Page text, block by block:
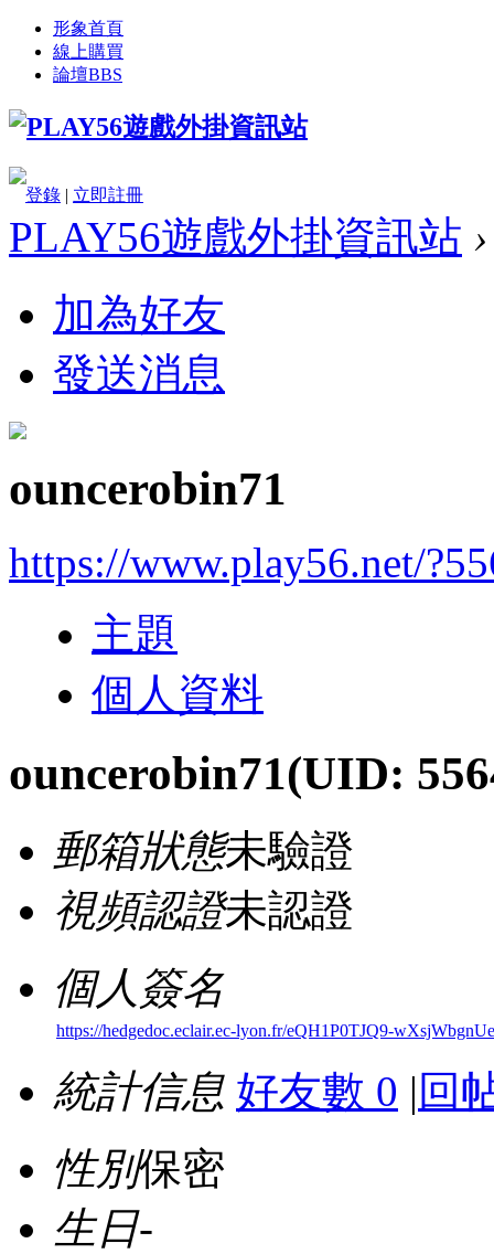
形象首頁
線上購買
論壇BBS
登錄 | 立即註冊
PLAY56遊戲外掛資訊站 ›
加為好友
發送消息
ouncerobin71
https://www.play56.net/
主題
個人資料
ouncerobin71(UID:
郵箱狀態未驗證
視頻認證未認證
個人簽名
https://hedgedoc.eclair.ec-lyon.fr/eQH1P0TJQ9-
統計信息 好友數 0 | 回
性別保密
生日-